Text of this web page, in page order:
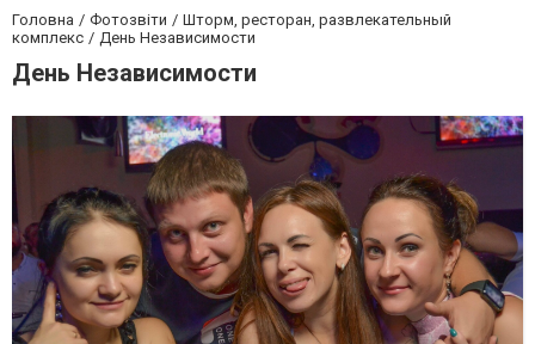
Головна Фотозвіти
Шторм, ресторан, развлекательный
комплекс
День Независимости
День Независимости